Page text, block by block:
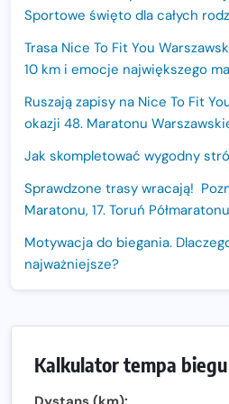
Sportowe święto dla całych
Trasa Nice To Fit You
10 km i emocje największego
Ruszają zapisy na Nice To Fit
okazji 48. Maratonu
Jak skompletować wygodny
Sprawdzone trasy wracają!
Maratonu, 17. Toruń
Motywacja do biegania.
najważniejsze?
Sprawdzony przebieg i profil
biegania
Kalkulator tempa biegu